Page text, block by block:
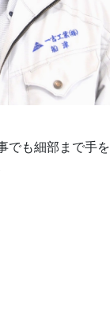
でも細部まで手を